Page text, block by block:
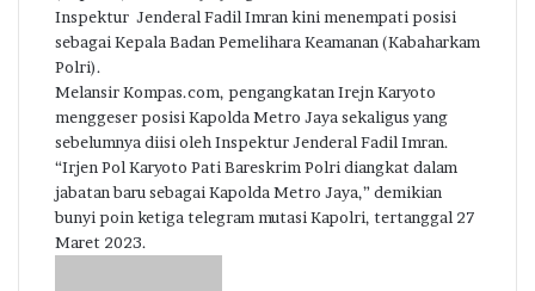
Inspektur Jenderal Fadil Imran kini menempati posisi
sebagai Kepala Badan Pemelihara Keamanan (Kabaharkam
Polri).
Melansir Kompas.com, pengangkatan Irejn Karyoto
menggeser posisi Kapolda Metro Jaya sekaligus yang
sebelumnya diisi oleh Inspektur Jenderal Fadil Imran.
“Irjen Pol Karyoto Pati Bareskrim Polri diangkat dalam
jabatan baru sebagai Kapolda Metro Jaya,” demikian
bunyi poin ketiga telegram mutasi Kapolri, tertanggal 27
Maret 2023.